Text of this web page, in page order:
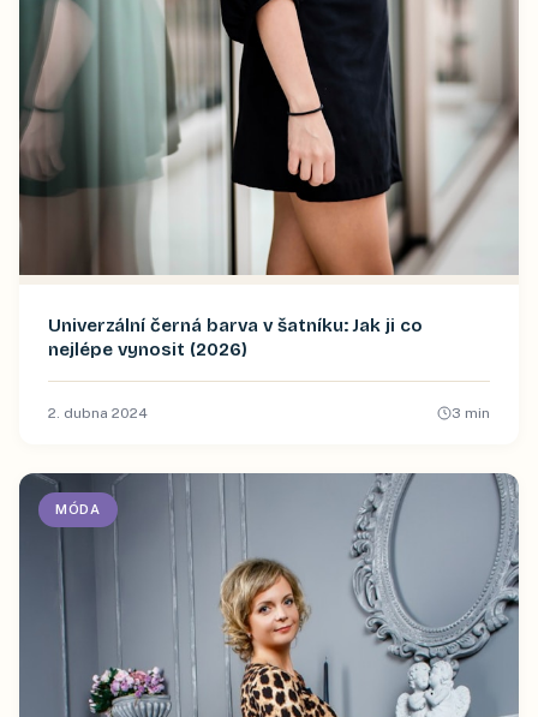
Univerzální černá barva v šatníku: Jak ji co
nejlépe vynosit (2026)
2. dubna 2024 3 min
MÓDA